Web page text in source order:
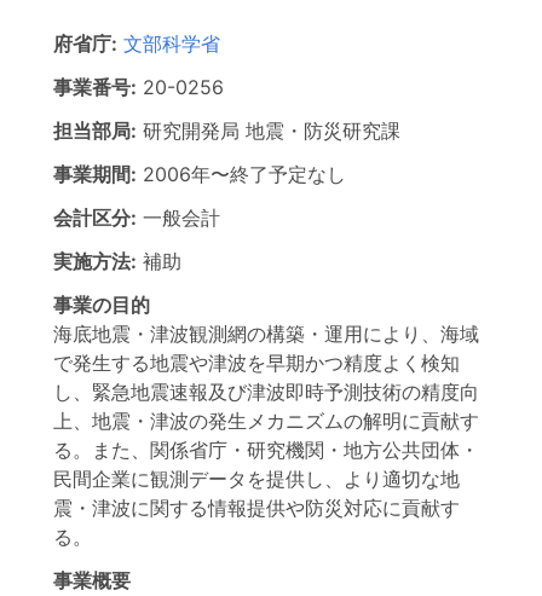
府省庁: 文部科学省
事業番号: 20-0256
担当部局: 研究開発局 地震・防災研究課
事業期間: 2006年〜終了予定なし
会計区分: 一般会計
実施方法: 補助
事業の目的
海底地震・津波観測網の構築・運用により、海域
で発生する地震や津波を早期かつ精度よく検知
し、緊急地震速報及び津波即時予測技術の精度向
上、地震・津波の発生メカニズムの解明に貢献す
る。また、関係省庁・研究機関・地方公共団体・
民間企業に観測データを提供し、より適切な地
震・津波に関する情報提供や防災対応に貢献す
る。
事業概要